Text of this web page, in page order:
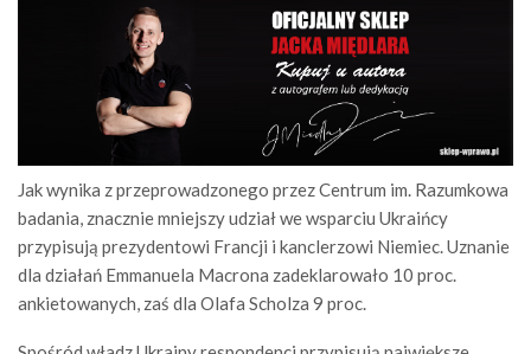
Jak wynika z przeprowadzonego przez Centrum im. Razumkowa
badania, znacznie mniejszy udział we wsparciu Ukraińcy
przypisują prezydentowi Francji i kanclerzowi Niemiec. Uznanie
dla działań Emmanuela Macrona zadeklarowało 10 proc.
ankietowanych, zaś dla Olafa Scholza 9 proc.